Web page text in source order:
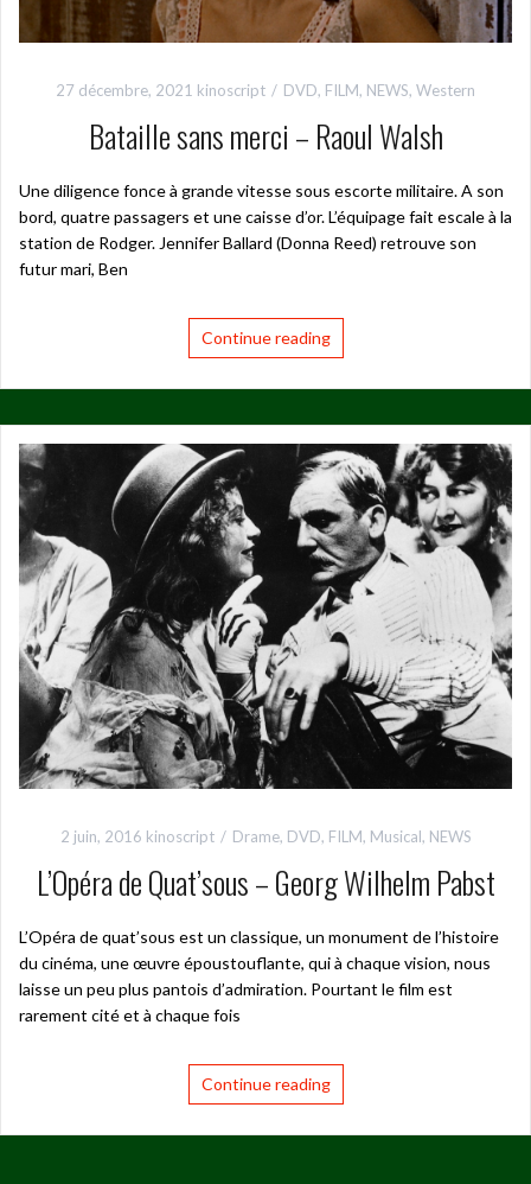
27 décembre, 2021 kinoscript DVD, FILM, NEWS, Western
Bataille sans merci – Raoul Walsh
Une diligence fonce à grande vitesse sous escorte militaire. A son
bord, quatre passagers et une caisse d’or. L’équipage fait escale à la
station de Rodger. Jennifer Ballard (Donna Reed) retrouve son
futur mari, Ben
Continue reading
2 juin, 2016 kinoscript Drame, DVD, FILM, Musical, NEWS
L’Opéra de Quat’sous – Georg Wilhelm Pabst
L’Opéra de quat’sous est un classique, un monument de l’histoire
du cinéma, une œuvre époustouflante, qui à chaque vision, nous
laisse un peu plus pantois d’admiration. Pourtant le film est
rarement cité et à chaque fois
Continue reading